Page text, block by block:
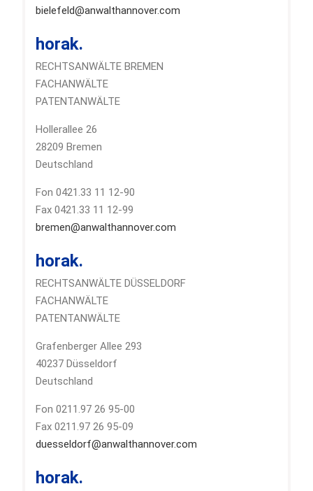
bielefeld@anwalthannover.com
horak.
RECHTSANWÄLTE BREMEN
FACHANWÄLTE
PATENTANWÄLTE
Hollerallee 26
28209 Bremen
Deutschland
Fon 0421.33 11 12-90
Fax 0421.33 11 12-99
bremen@anwalthannover.com
horak.
RECHTSANWÄLTE DÜSSELDORF
FACHANWÄLTE
PATENTANWÄLTE
Grafenberger Allee 293
40237 Düsseldorf
Deutschland
Fon 0211.97 26 95-00
Fax 0211.97 26 95-09
duesseldorf@anwalthannover.com
horak.